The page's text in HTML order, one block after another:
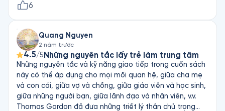
6
Quang Nguyen
2 năm trước
4.5/5 Những nguyên tắc lấy trẻ làm trung tâm
Những nguyên tắc và kỹ năng giao tiếp trong cuốn sách
này có thể áp dụng cho mọi mối quan hệ, giữa cha mẹ
và con cái, giữa vợ và chồng, giữa giáo viên và học sinh,
giữa những người bạn, giữa lãnh đạo và nhân viên, v.v.
Thomas Gordon đã đưa những triết lý thân chủ trọng